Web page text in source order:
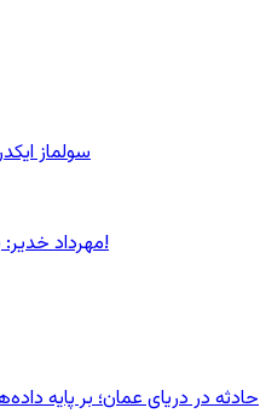
سولماز
مهرداد خدیر: پیام روشن پزشکیان در گفت‌و‌گوی تصویری با مرد نامرئی: من هستم!
حادثه در دریای عمان؛ بر پایه